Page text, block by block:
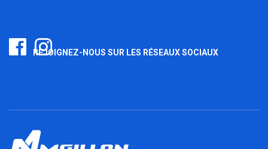
REJOIGNEZ-NOUS SUR LES RÉSEAUX SOCIAUX